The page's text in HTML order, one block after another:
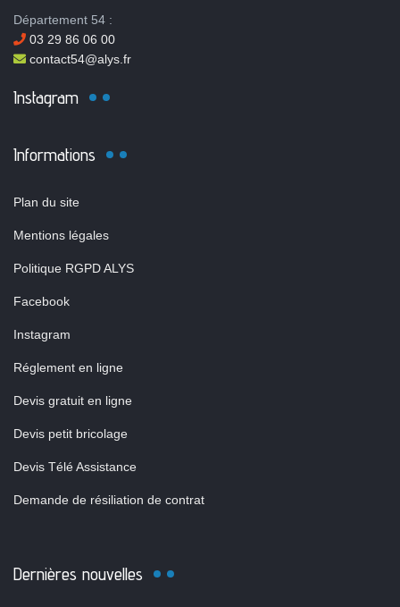
Département 54 :
03 29 86 06 00
contact54@alys.fr
Instagram
Informations
Plan du site
Mentions légales
Politique RGPD ALYS
Facebook
Instagram
Réglement en ligne
Devis gratuit en ligne
Devis petit bricolage
Devis Télé Assistance
Demande de résiliation de contrat
Dernières nouvelles